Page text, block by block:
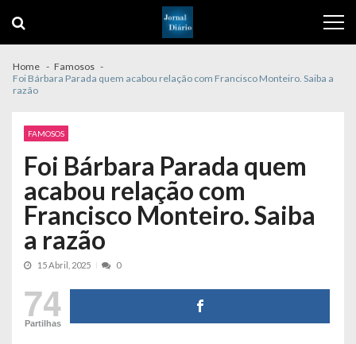
navigation
content
Home
Famosos
Foi Bárbara Parada quem acabou relação com Francisco Monteiro. Saiba a
razão
FAMOSOS
Foi Bárbara Parada quem
acabou relação com
Francisco Monteiro. Saiba
a razão
15 Abril, 2025 0
74
Partilhas